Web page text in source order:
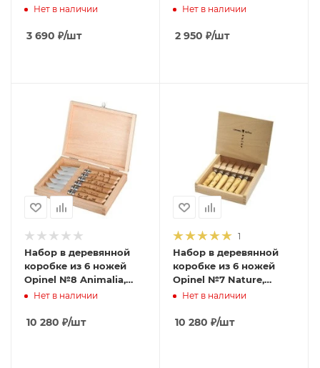
овощей+защита
Нет в наличии
3 690 ₽/шт
рукоять бук( 4 шт./уп.),
Нет в наличии
2 950 ₽/шт
Набор в деревянной
коробке из 6 ножей
Opinel №8 Animalia,
нержавеющая сталь,
гравировка, 001637
Нет в наличии
10 280 ₽/шт
1
Набор в деревянной
коробке из 6 ножей
Opinel №7 Nature,
нержавеющая сталь,
гравировк, 001555
Нет в наличии
10 280 ₽/шт